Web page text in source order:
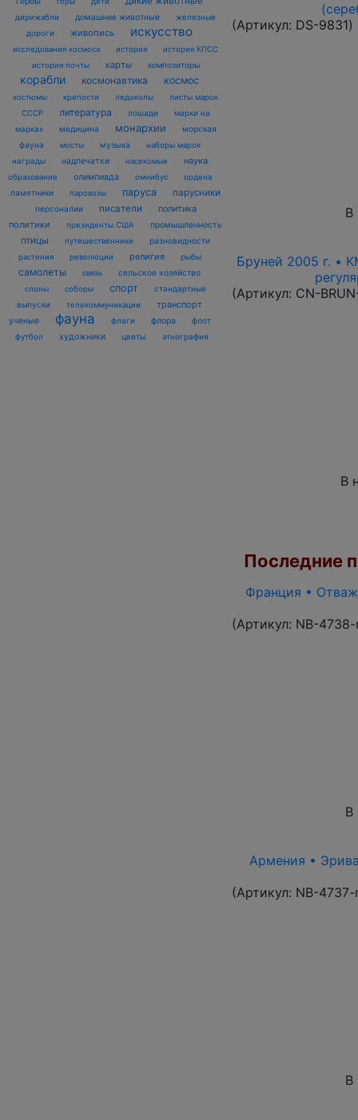
дирижабли домашние животные
железные
дороги
живопись искусство
исследования космоса история
история КПСС
история почты
карты композиторы
корабли космонавтика космос
костюмы крепости ледоколы
листы марок
СССР
литература лошади
марки на
марках
медицина монархии
морская
фауна
мосты музыка наборы марок
награды надпечатки насекомые наука
образование олимпиада омнибус ордена
памятники паровозы паруса парусники
персоналии писатели
политика
политики
президенты США промышленность
птицы путешественники разновидности
растения революции религия рыбы
самолеты связь сельское хозяйство
слоны соборы спорт
стандартные
выпуски
телекоммуникации транспорт
ученые фауна флаги флора
флот
футбол
художники цветы этнография
(Артикул: DS-9831)
В
Бруней 2005 г. •
(Артикул: CN-
В
Последние
Франция •
(Артикул: NB-4738-
В
Армения •
(Артикул: NB-4737-
В